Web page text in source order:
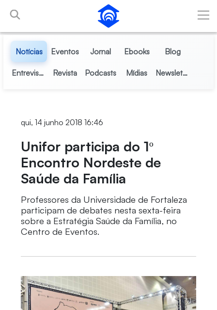
Pular para o Conteúdo principal
Notícias Eventos Jornal Ebooks Blog
Entrevistas Revista Podcasts Mídias Newsletter
qui, 14 junho 2018 16:46
Unifor participa do 1º
Encontro Nordeste de
Saúde da Família
Professores da Universidade de Fortaleza
participam de debates nesta sexta-feira
sobre a Estratégia Saúde da Família, no
Centro de Eventos.